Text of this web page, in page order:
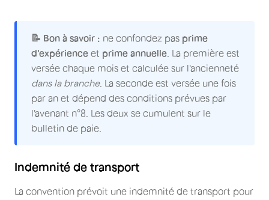
📝 Bon à savoir : ne confondez pas prime
d'expérience et prime annuelle . La première est
versée chaque mois et calculée sur l'ancienneté
dans la branche. La seconde est versée une fois
par an et dépend des conditions prévues par
l'avenant n°8. Les deux se cumulent sur le
bulletin de paie.
Indemnité de transport
La convention prévoit une indemnité de transport pour